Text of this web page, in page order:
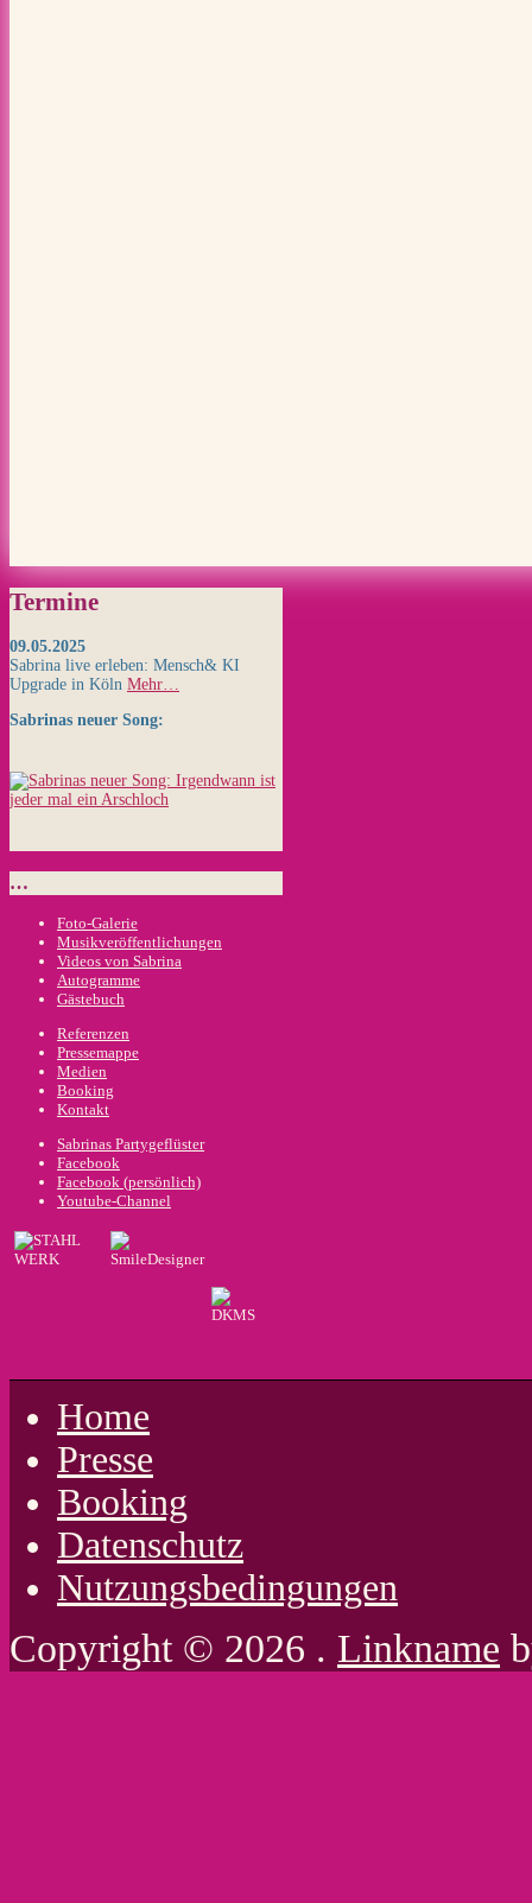
Termine
09.05.2025
Sabrina live erleben: Mensch& KI
Upgrade in Köln Mehr…
Sabrinas neuer Song:
…
Foto-Galerie
Musikveröffentlichungen
Videos von Sabrina
Autogramme
Gästebuch
Referenzen
Pressemappe
Medien
Booking
Kontakt
Sabrinas Partygeflüster
Facebook
Facebook (persönlich)
Youtube-Channel
Home
Presse
Booking
Datenschutz
Nutzungsbedingungen
Copyright © 2026 . Linkname